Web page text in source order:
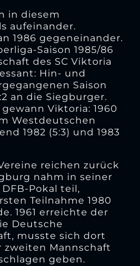
in diesem
aufeinander.
1986 gegeneinander.
Saison 1985/86
des SC Viktoria
Hin- und
Saison
an die Siegburger.
Viktoria: 1960
Westdeutschen
1982 (5:3) und 1983
reichen zurück
nahm in seiner
Pokal teil,
Teilnahme 1980
1961 erreichte der
Deutsche
musste sich dort
zweiten Mannschaft
geben.